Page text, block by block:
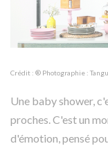
Crédit : ® Photographie :
Une baby shower,
proches. C'est un
d'émotion, pensé